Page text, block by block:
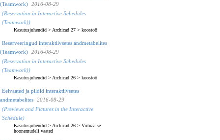
(Teamwork)
2016-08-29
(Reservation in Interactive Schedules
(Teamwork))
Kasutusjuhendid > Archicad 27 > koostöö
Reserveeringud interaktiivsetes andmetabelites
(Teamwork)
2016-08-29
(Reservation in Interactive Schedules
(Teamwork))
Kasutusjuhendid > Archicad 26 > koostöö
Eelvaated ja pildid interaktiivsetes
andmetabelites
2016-08-29
(Previews and Pictures in the Interactive
Schedule)
Kasutusjuhendid > Archicad 26 > Virtuaalse
hoonemudeli vaated